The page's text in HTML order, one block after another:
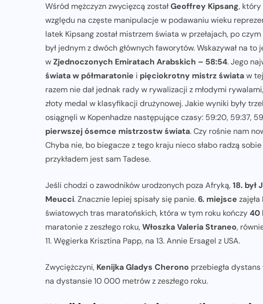
Wśród mężczyzn zwycięzcą zostałGeoffrey Kipsang, który
względu na częste manipulacje w podawaniu wieku
latek Kipsang został mistrzem świata w przełajach, po
był jednym z dwóch głównych faworytów. Wskazywał na
wZjednoczonych Emiratach Arabskich – 58:54. Jego
świata w półmaratonie i pięciokrotny mistrz świataw
razem nie dał jednak rady w rywalizacji z młodymi rywalami,
złoty medal w klasyfikacji drużynowej. Jakie wyniki były
osiągnęli w Kopenhadze następujące czasy: 59:20, 59:37,
pierwszej ósemce mistrzostw świata. Czy rośnie nam
Chyba nie, bo biegacze z tego kraju nieco słabo radzą
przykładem jest sam Tadese.
Jeśli chodzi o zawodników urodzonych poza Afryką,18. był
Meucci. Znacznie lepiej spisały się panie.6. miejsce zajęła
światowych tras maratońskich, która w tym roku kończy40
maratonie z zeszłego roku,Włoszka Valeria Straneo,
11. Węgierka Krisztina Papp, na 13. Annie Ersagel z USA.
Zwyciężczyni, Kenijka Gladys Cherono przebiegła dystans
na dystansie 10 000 metrów z zeszłego roku.